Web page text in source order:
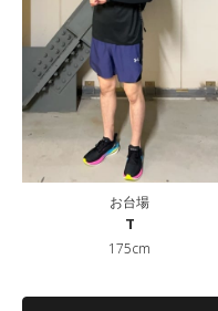
お台場
T
175cm